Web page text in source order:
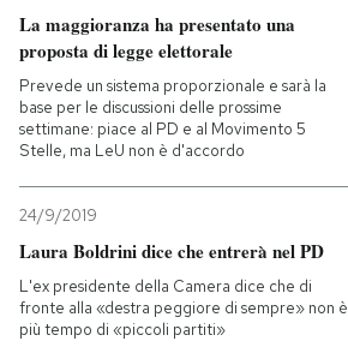
CALENDARIO
AREA PERSONALE
La maggioranza ha presentato una
proposta di legge elettorale
Prevede un sistema proporzionale e sarà la
base per le discussioni delle prossime
settimane: piace al PD e al Movimento 5
Stelle, ma LeU non è d'accordo
24/9/2019
Laura Boldrini dice che entrerà nel PD
L'ex presidente della Camera dice che di
fronte alla «destra peggiore di sempre» non è
più tempo di «piccoli partiti»